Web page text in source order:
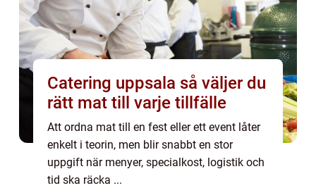
Catering uppsala så väljer du
rätt mat till varje tillfälle
Att ordna mat till en fest eller ett event låter
enkelt i teorin, men blir snabbt en stor
uppgift när menyer, specialkost, logistik och
tid ska räcka ...